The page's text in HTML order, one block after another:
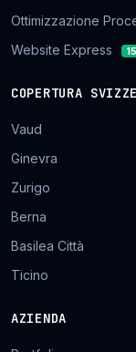
Ottimizzazione
Website Express
COPERTURA
Vaud
Ginevra
Zurigo
Berna
Basilea Città
Ticino
AZIENDA